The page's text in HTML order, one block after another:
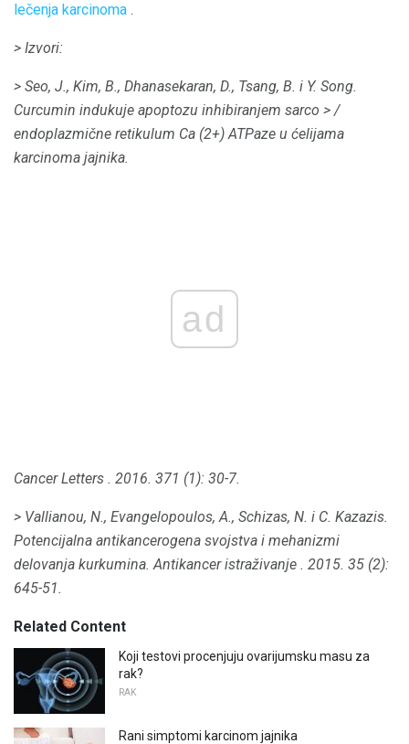
lečenja karcinoma .
> Izvori:
> Seo, J., Kim, B., Dhanasekaran, D., Tsang, B. i Y. Song.
Curcumin indukuje apoptozu inhibiranjem sarco > /
endoplazmične retikulum Ca (2+) ATPaze u ćelijama
karcinoma jajnika.
ad
Cancer Letters . 2016. 371 (1): 30-7.
> Vallianou, N., Evangelopoulos, A., Schizas, N. i C. Kazazis.
Potencijalna antikancerogena svojstva i mehanizmi
delovanja kurkumina. Antikancer istraživanje . 2015. 35 (2):
645-51.
Related Content
Koji testovi procenjuju ovarijumsku masu za
rak?
RAK
Rani simptomi karcinom jajnika